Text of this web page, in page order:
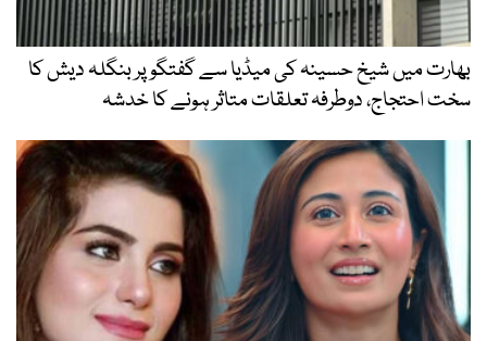
بھارت میں شیخ حسینہ کی میڈیا سے گفتگو پر بنگلہ دیش کا
سخت احتجاج، دوطرفہ تعلقات متاثر ہونے کا خدشہ